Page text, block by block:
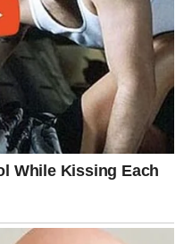
– čak i onda kada